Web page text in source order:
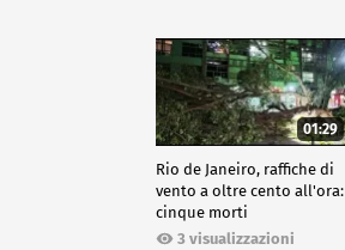
01:29
Rio de Janeiro, raffiche di
vento a oltre cento all'ora:
cinque morti
3 visualizzazioni